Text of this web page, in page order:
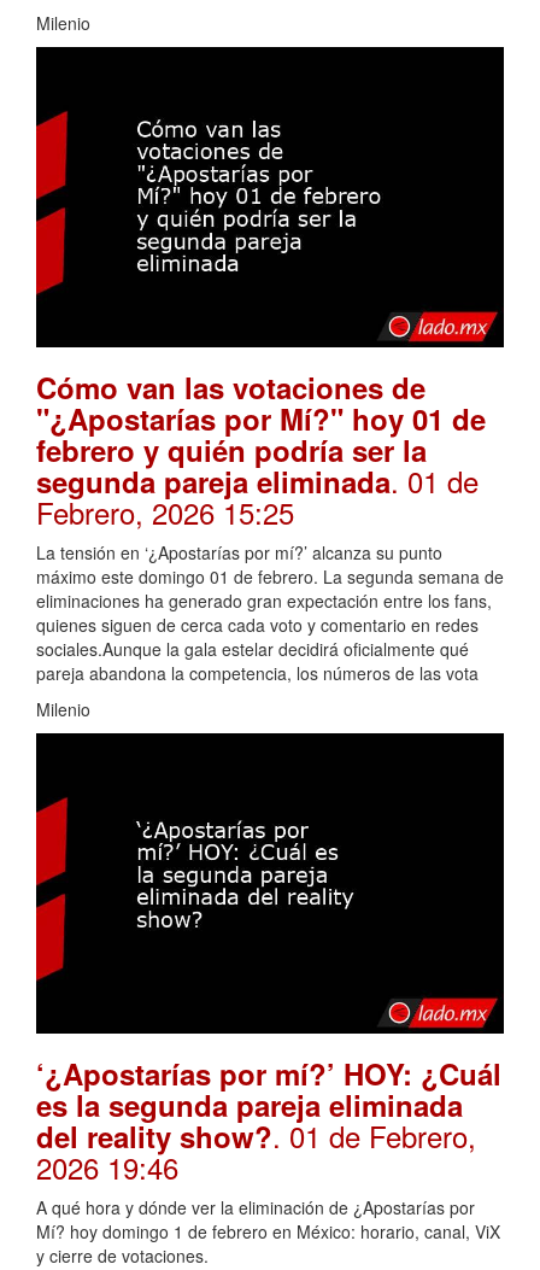
Milenio
Cómo van las votaciones de
"¿Apostarías por Mí?" hoy 01 de
febrero y quién podría ser la
segunda pareja eliminada. 01 de
Febrero, 2026 15:25
La tensión en ‘¿Apostarías por mí?’ alcanza su punto
máximo este domingo 01 de febrero. La segunda semana de
eliminaciones ha generado gran expectación entre los fans,
quienes siguen de cerca cada voto y comentario en redes
sociales.Aunque la gala estelar decidirá oficialmente qué
pareja abandona la competencia, los números de las vota
Milenio
‘¿Apostarías por mí?’ HOY: ¿Cuál
es la segunda pareja eliminada
del reality show?. 01 de Febrero,
2026 19:46
A qué hora y dónde ver la eliminación de ¿Apostarías por
Mí? hoy domingo 1 de febrero en México: horario, canal, ViX
y cierre de votaciones.